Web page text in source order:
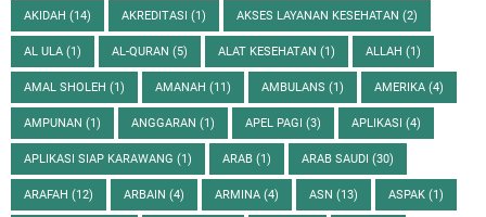
AKIDAH (14) AKREDITASI (1) AKSES LAYANAN KESEHATAN (2)
AL ULA (1) AL-QURAN (5) ALAT KESEHATAN (1) ALLAH (1)
AMAL SHOLEH (1) AMANAH (11) AMBULANS (1) AMERIKA (4)
AMPUNAN (1) ANGGARAN (1) APEL PAGI (3) APLIKASI (4)
APLIKASI SIAP KARAWANG (1) ARAB (1) ARAB SAUDI (30)
ARAFAH (12) ARBAIN (4) ARMINA (4) ASN (13) ASPAK (1)